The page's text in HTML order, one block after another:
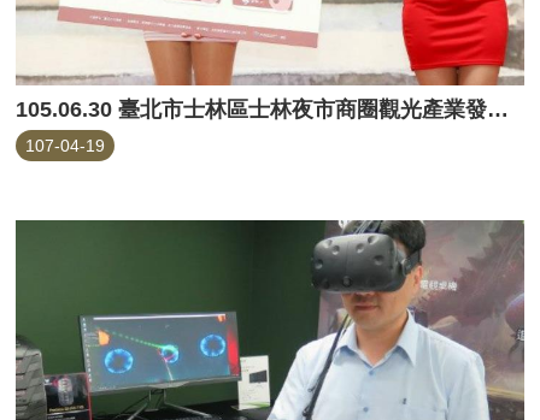
105.06.30 臺北市士林區士林夜市商圈觀光產業發展計畫成果發表記者會
107-04-19